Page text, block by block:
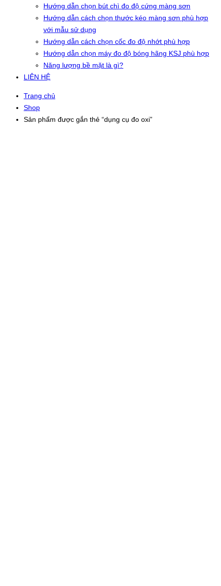
Hướng dẫn chọn bút chì đo độ cứng màng sơn
Hướng dẫn cách chọn thước kéo màng sơn phù hợp
với mẫu sử dụng
Hướng dẫn cách chọn cốc đo độ nhớt phù hợp
Hướng dẫn chọn máy đo độ bóng hãng KSJ phù hợp
Năng lượng bề mặt là gì?
LIÊN HỆ
Trang chủ
Shop
Sản phẩm được gắn thẻ “dụng cụ đo oxi”